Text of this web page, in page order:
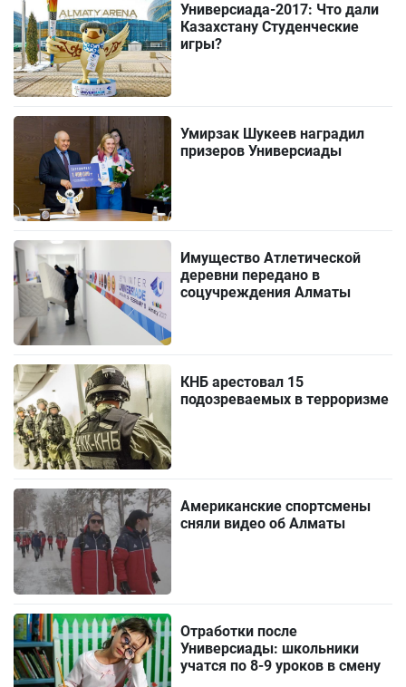
Универсиада-2017: Что дали
Казахстану Студенческие
игры?
Умирзак Шукеев наградил
призеров Универсиады
Имущество Атлетической
деревни передано в
соцучреждения Алматы
КНБ арестовал 15
подозреваемых в терроризме
Американские спортсмены
сняли видео об Алматы
Отработки после
Универсиады: школьники
учатся по 8-9 уроков в смену